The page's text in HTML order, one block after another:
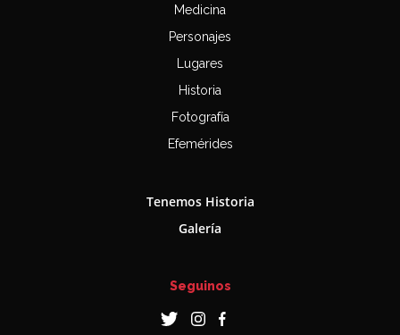
Medicina
Personajes
Lugares
Historia
Fotografía
Efemérides
Tenemos Historia
Galería
Seguinos